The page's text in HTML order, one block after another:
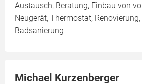
Austausch, Beratung, Einbau von
Neugerät, Thermostat,
Badsanierung
Michael Kurzenberger